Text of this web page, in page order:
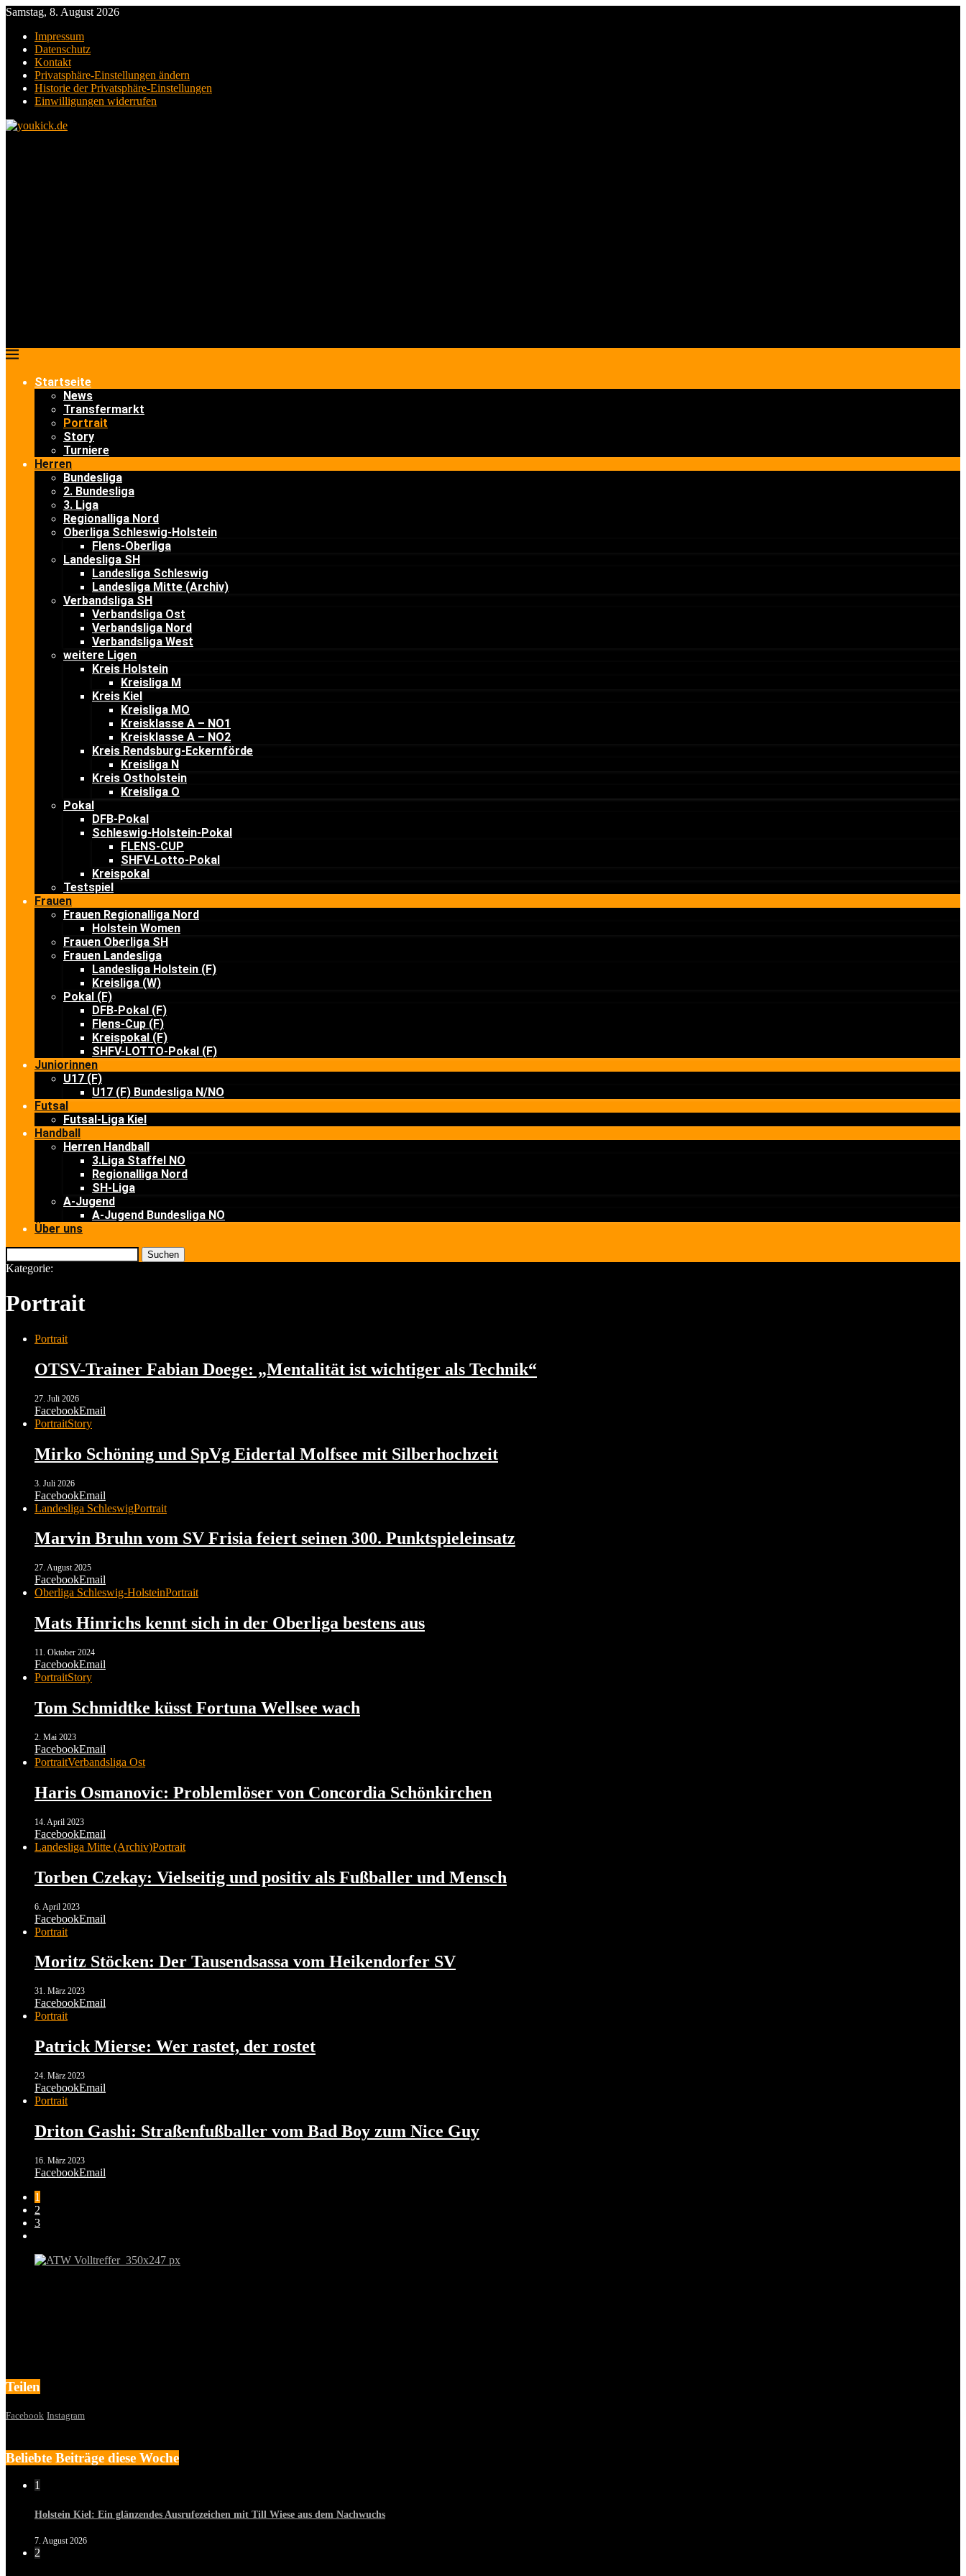
Samstag, 8. August 2026
Impressum
Datenschutz
Kontakt
Privatsphäre-Einstellungen ändern
Historie der Privatsphäre-Einstellungen
Einwilligungen widerrufen
Startseite
News
Transfermarkt
Portrait
Story
Turniere
Herren
Bundesliga
2. Bundesliga
3. Liga
Regionalliga Nord
Oberliga Schleswig-Holstein
Flens-Oberliga
Landesliga SH
Landesliga Schleswig
Landesliga Mitte (Archiv)
Verbandsliga SH
Verbandsliga Ost
Verbandsliga Nord
Verbandsliga West
weitere Ligen
Kreis Holstein
Kreisliga M
Kreis Kiel
Kreisliga MO
Kreisklasse A – NO1
Kreisklasse A – NO2
Kreis Rendsburg-Eckernförde
Kreisliga N
Kreis Ostholstein
Kreisliga O
Pokal
DFB-Pokal
Schleswig-Holstein-Pokal
FLENS-CUP
SHFV-Lotto-Pokal
Kreispokal
Testspiel
Frauen
Frauen Regionalliga Nord
Holstein Women
Frauen Oberliga SH
Frauen Landesliga
Landesliga Holstein (F)
Kreisliga (W)
Pokal (F)
DFB-Pokal (F)
Flens-Cup (F)
Kreispokal (F)
SHFV-LOTTO-Pokal (F)
Juniorinnen
U17 (F)
U17 (F) Bundesliga N/NO
Futsal
Futsal-Liga Kiel
Handball
Herren Handball
3.Liga Staffel NO
Regionalliga Nord
SH-Liga
A-Jugend
A-Jugend Bundesliga NO
Über uns
Suchen
Kategorie:
Portrait
Portrait
OTSV-Trainer Fabian Doege: „Mentalität ist wichtiger als Technik“
27. Juli 2026
FacebookEmail
PortraitStory
Mirko Schöning und SpVg Eidertal Molfsee mit Silberhochzeit
3. Juli 2026
FacebookEmail
Landesliga SchleswigPortrait
Marvin Bruhn vom SV Frisia feiert seinen 300. Punktspieleinsatz
27. August 2025
FacebookEmail
Oberliga Schleswig-HolsteinPortrait
Mats Hinrichs kennt sich in der Oberliga bestens aus
11. Oktober 2024
FacebookEmail
PortraitStory
Tom Schmidtke küsst Fortuna Wellsee wach
2. Mai 2023
FacebookEmail
PortraitVerbandsliga Ost
Haris Osmanovic: Problemlöser von Concordia Schönkirchen
14. April 2023
FacebookEmail
Landesliga Mitte (Archiv)Portrait
Torben Czekay: Vielseitig und positiv als Fußballer und Mensch
6. April 2023
FacebookEmail
Portrait
Moritz Stöcken: Der Tausendsassa vom Heikendorfer SV
31. März 2023
FacebookEmail
Portrait
Patrick Mierse: Wer rastet, der rostet
24. März 2023
FacebookEmail
Portrait
Driton Gashi: Straßenfußballer vom Bad Boy zum Nice Guy
16. März 2023
FacebookEmail
1
2
3
Teilen
Facebook Instagram
Beliebte Beiträge diese Woche
1
Holstein Kiel: Ein glänzendes Ausrufezeichen mit Till Wiese aus dem Nachwuchs
7. August 2026
2